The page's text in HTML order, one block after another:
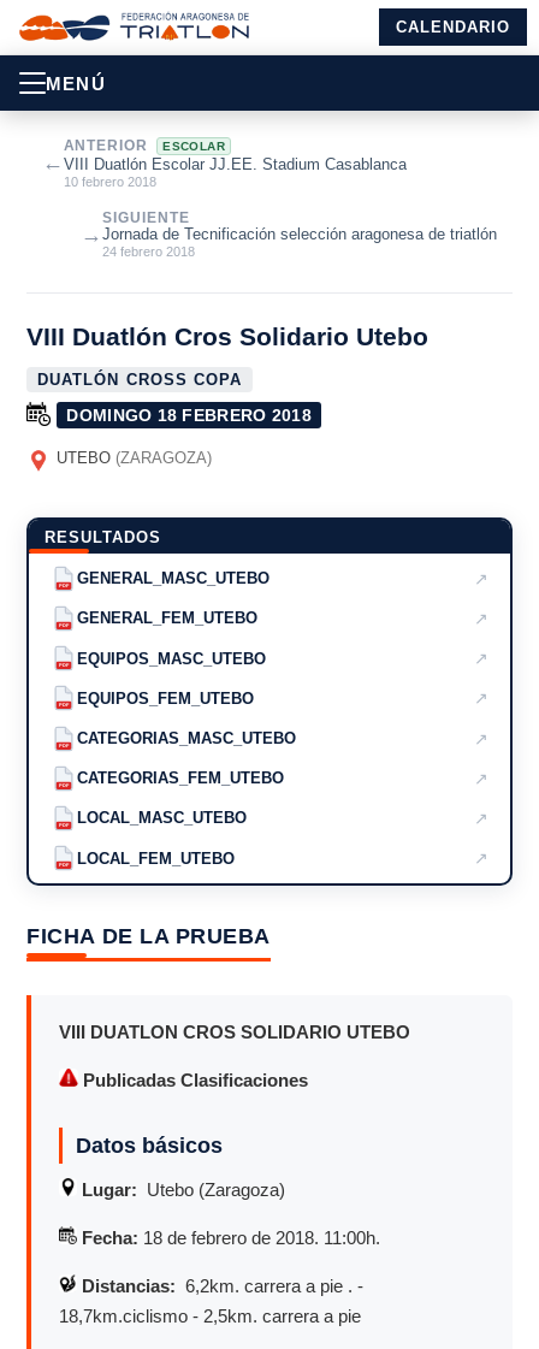
CALENDARIO
MENÚ
←
ANTERIOR ESCOLAR
VIII Duatlón Escolar JJ.EE. Stadium Casablanca
10 febrero 2018
SIGUIENTE
Jornada de Tecnificación selección aragonesa de triatlón
24 febrero 2018
→
VIII Duatlón Cros Solidario Utebo
DUATLÓN CROSS COPA
DOMINGO 18 FEBRERO 2018
UTEBO (ZARAGOZA)
RESULTADOS
PDF GENERAL_MASC_UTEBO ↗
PDF GENERAL_FEM_UTEBO ↗
PDF EQUIPOS_MASC_UTEBO ↗
PDF EQUIPOS_FEM_UTEBO ↗
PDF CATEGORIAS_MASC_UTEBO ↗
PDF CATEGORIAS_FEM_UTEBO ↗
PDF LOCAL_MASC_UTEBO ↗
PDF LOCAL_FEM_UTEBO ↗
FICHA DE LA PRUEBA
VIII DUATLON CROS SOLIDARIO UTEBO
Publicadas Clasificaciones
Datos básicos
Lugar: Utebo (Zaragoza)
Fecha: 18 de febrero de 2018. 11:00h.
Distancias: 6,2km. carrera a pie . -
18,7km.ciclismo - 2,5km. carrera a pie